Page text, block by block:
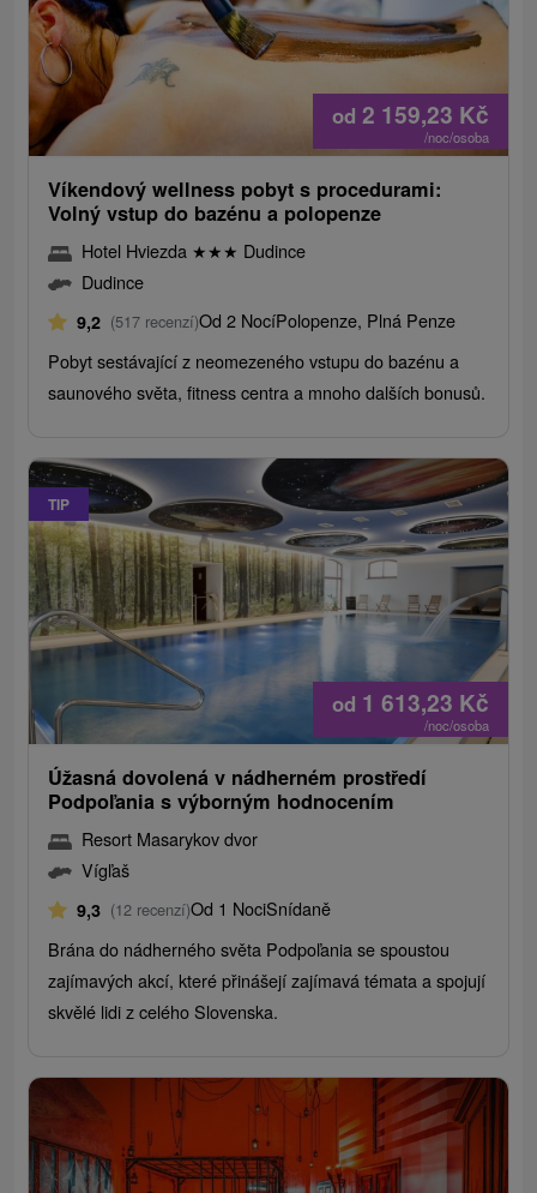
od 2 159,23 Kč
/noc/osoba
Víkendový wellness pobyt s procedurami:
Volný vstup do bazénu a polopenze
Hotel Hviezda ★★★ Dudince
Dudince
9,2 (517 recenzí)Od 2 NocíPolopenze, Plná Penze
Pobyt sestávající z neomezeného vstupu do bazénu a
saunového světa, fitness centra a mnoho dalších bonusů.
TIP
od 1 613,23 Kč
/noc/osoba
Úžasná dovolená v nádherném prostředí
Podpoľania s výborným hodnocením
Resort Masarykov dvor
Vígľaš
9,3 (12 recenzí)Od 1 NociSnídaně
Brána do nádherného světa Podpoľania se spoustou
zajímavých akcí, které přinášejí zajímavá témata a spojují
skvělé lidi z celého Slovenska.